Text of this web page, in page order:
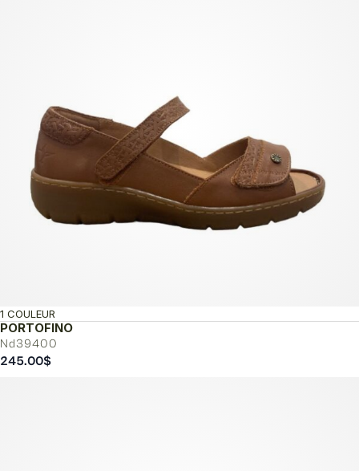
PORTOFINO
Nd39400
1 COULEUR
245.00$